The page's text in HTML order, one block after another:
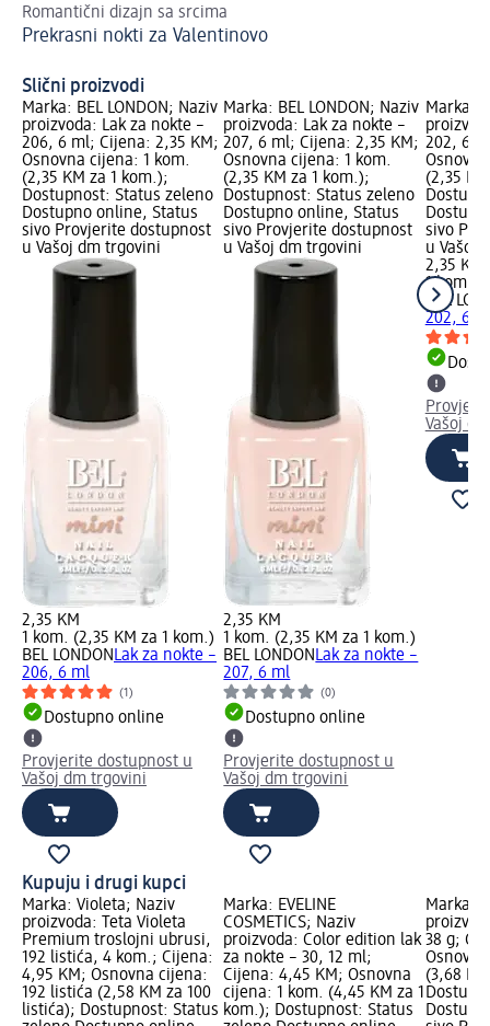
Romantični dizajn sa srcima
Prekrasni nokti za Valentinovo
Slični proizvodi
Marka: BEL LONDON; Naziv
proizvoda: Lak za nokte –
206, 6 ml; Cijena: 2,35 KM;
Osnovna cijena: 1 kom.
(2,35 KM za 1 kom.);
Dostupnost: Status zeleno
Dostupno online, Status
sivo Provjerite dostupnost
u Vašoj dm trgovini
2,35 KM
1 kom. (2,35 KM za 1 kom.)
BEL LONDON Lak za nokte –
206, 6 ml
(1)
Dostupno online
Provjerite dostupnost u
Vašoj dm trgovini
Marka: BEL LONDON; Naziv
proizvoda: Lak za nokte –
207, 6 ml; Cijena: 2,35 KM;
Osnovna cijena: 1 kom.
(2,35 KM za 1 kom.);
Dostupnost: Status zeleno
Dostupno online, Status
sivo Provjerite dostupnost
u Vašoj dm trgovini
2,35 KM
1 kom. (2,35 KM za 1 kom.)
BEL LONDON Lak za nokte –
207, 6 ml
(0)
Dostupno online
Provjerite dostupnost u
Vašoj dm trgovini
Marka:
202, 6
(2,35
sivo
u Vašoj
2,35 KM
1 kom.
BEL
202, 6
Vašoj
Kupuju i drugi kupci
Marka: Violeta; Naziv
proizvoda: Teta Violeta
Premium troslojni ubrusi,
192 listića, 4 kom.; Cijena:
4,95 KM; Osnovna cijena:
192 listića (2,58 KM za 100
listića); Dostupnost: Status
Marka: EVELINE
COSMETICS; Naziv
proizvoda: Color edition lak
za nokte – 30, 12 ml;
Cijena: 4,45 KM; Osnovna
cijena: 1 kom. (4,45 KM za 1
kom.); Dostupnost: Status
Marka:
38 g;
(3,68